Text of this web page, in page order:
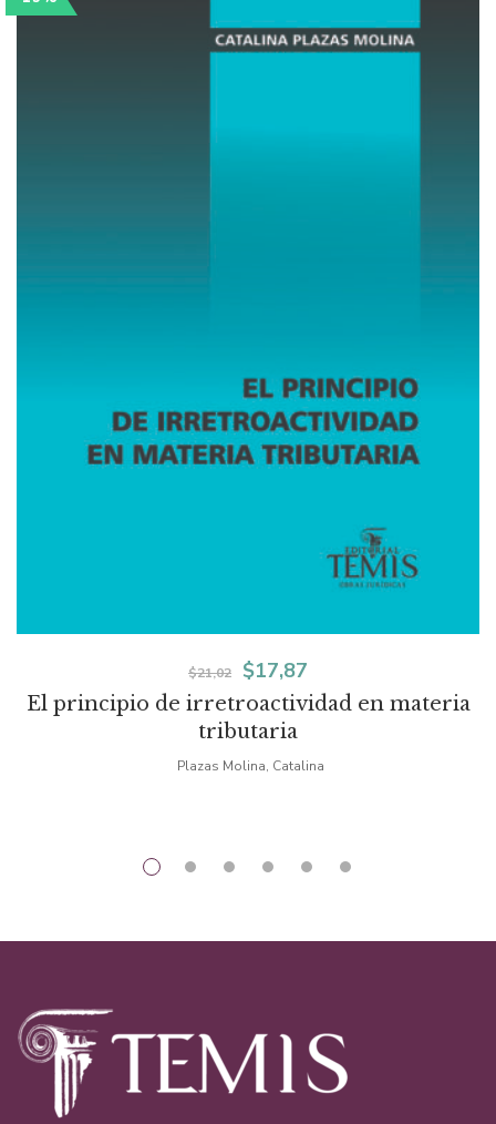
El principio de irretroactividad en materia
tributaria
$21,02
El
precio
$17,87
precio
Plazas Molina, Catalina